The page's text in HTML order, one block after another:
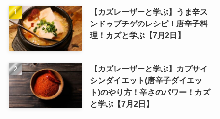
【カズレーザーと学ぶ】うま辛ス
ンドゥブチゲのレシピ！唐辛子料
理！カズと学ぶ【7月2日】
【カズレーザーと学ぶ】カプサイ
シンダイエット(唐辛子ダイエッ
ト)のやり方！辛さのパワー！カズ
と学ぶ【7月2日】